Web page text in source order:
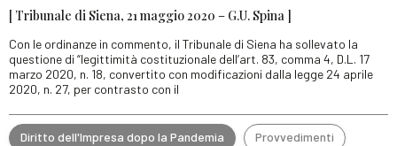
[ Tribunale di Siena, 21 maggio 2020 – G.U. Spina ]
Con le ordinanze in commento, il Tribunale di Siena ha sollevato la
questione di “legittimità costituzionale dell’art. 83, comma 4, D.L. 17
marzo 2020, n. 18, convertito con modificazioni dalla legge 24 aprile
2020, n. 27, per contrasto con il
Diritto dell'Impresa dopo la Pandemia Provvedimenti